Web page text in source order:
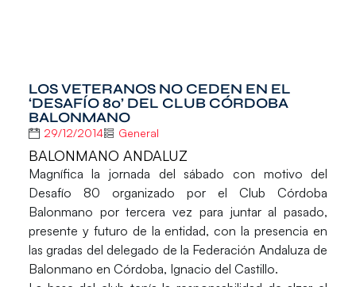
LOS VETERANOS NO CEDEN EN EL
‘DESAFÍO 80’ DEL CLUB CÓRDOBA
BALONMANO
29/12/2014 General
BALONMANO ANDALUZ
Magnífica la jornada del sábado con motivo del
Desafío 80 organizado por elClub Córdoba
Balonmano por tercera vez para juntar al pasado,
presente y futuro de la entidad, con la presencia en
las gradas del delegado de la Federación Andaluza de
Balonmano en Córdoba, Ignacio del Castillo.